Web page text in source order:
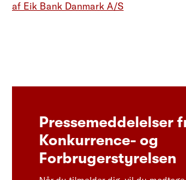
af Eik Bank Danmark A/S
Pressemeddelelser
Konkurrence- og
Forbrugerstyrelsen